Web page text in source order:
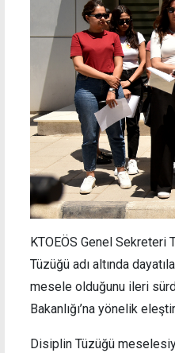
KTOEÖS Genel Sekreteri
Tüzüğü adı altında
mesele olduğunu ileri
Bakanlığı’na yönelik
Disiplin Tüzüğü